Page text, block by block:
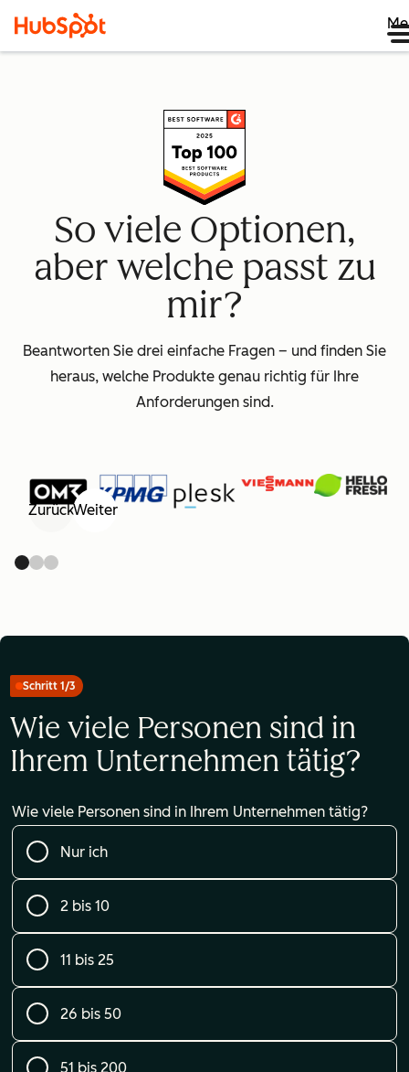
So viele Optionen,
aber welche passt zu
mir?
Beantworten Sie drei einfache Fragen – und finden Sie
heraus, welche Produkte genau richtig für Ihre
Anforderungen sind.
ZurückWeiter
Schritt 1/3
Wie viele Personen sind in
Ihrem Unternehmen tätig?
Wie viele Personen sind in Ihrem Unternehmen tätig?
Nur ich
2 bis 10
11 bis 25
26 bis 50
51 bis 200